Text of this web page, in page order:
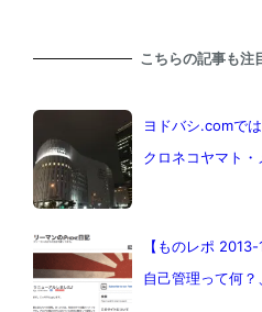
こちらの記事も注
ヨドバシ.comで
クロネコヤマト
【ものレポ
自己管理って何？